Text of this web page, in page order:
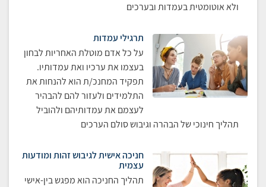
ולא אוטומטית בעמדות ובערכים
תרגילי עמדות
על כל אדם מוטלת האחריות לבחון
בעצמו את ערכיו ואת עמדותיו.
תפקיד המחנכ/ת הוא להנחות את
התלמידים ולעזור להם להבהיר
לעצמם את עמדותיהם ולהוביל
תהליך חינוכי של הבהרה וגיבוש סולם הערכים
חניכה אישית לגיבוש זהות ומודעות
עצמית
תהליך החניכה הוא מפגש בין-אישי